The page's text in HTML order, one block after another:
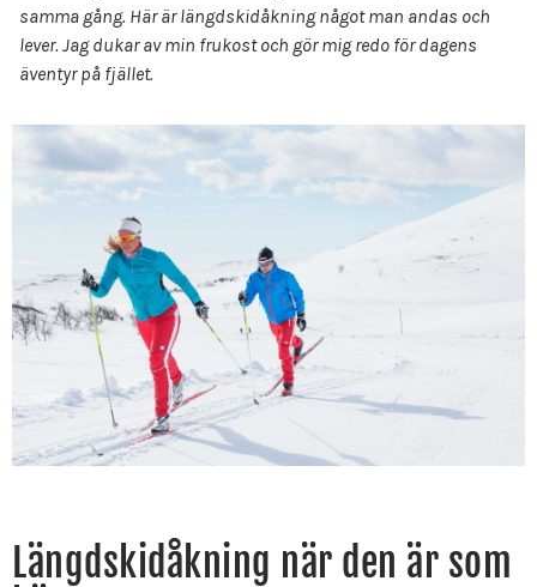
samma gång. Här är längdskidåkning något man andas och
lever. Jag dukar av min frukost och gör mig redo för dagens
äventyr på fjället.
Längdskidåkning när den är som